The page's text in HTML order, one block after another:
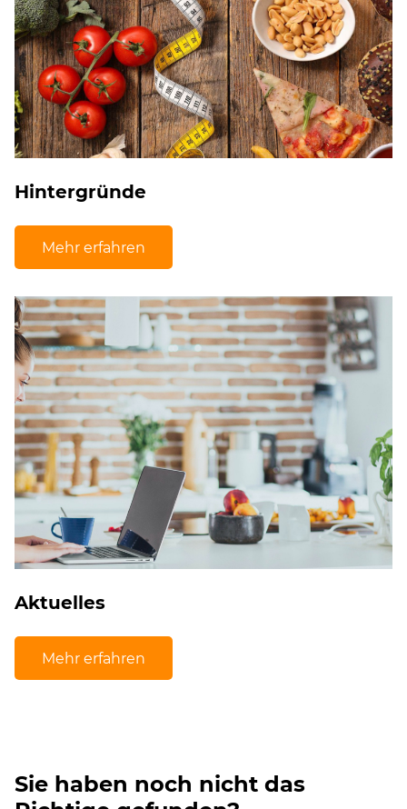
Hintergründe
Mehr erfahren
Aktuelles
Mehr erfahren
Sie haben noch nicht das